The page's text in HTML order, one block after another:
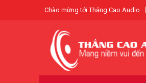
Chào mừng tới Thắng Cao Audio